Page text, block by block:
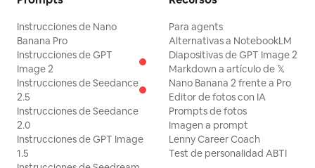
Instrucciones de Nano
Banana Pro
Instrucciones de GPT
Image 2
Instrucciones de Seedance
2.5
Instrucciones de Seedance
2.0
Instrucciones de GPT Image
1.5
Para agents
Alternativas a NotebookLM
Diapositivas de GPT Image 2
Markdown a artículo de 𝕏
Nano Banana 2 frente a Pro
Editor de fotos con IA
Prompts de fotos
Imagen a prompt
Lenny Career Coach
Test de personalidad ABTI